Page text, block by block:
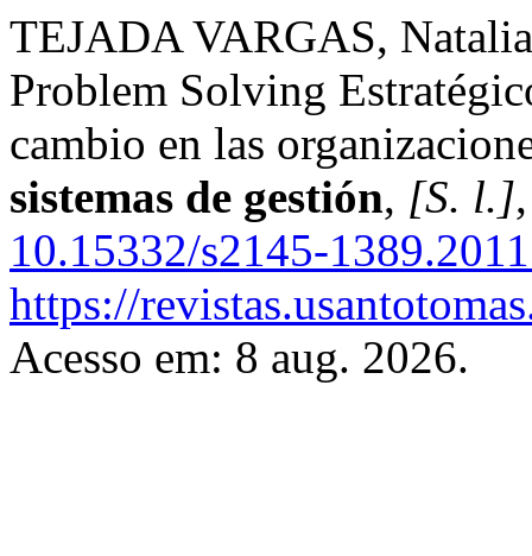
TEJADA VARGAS,
Problem Solving
cambio en las
sistemas de gestión, [S. l.]
10.15332/s2145-
https://
Acesso em: 8 aug. 2026.